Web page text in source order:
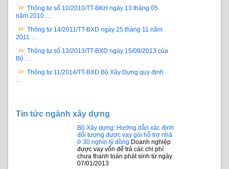
Thông tư số 10/2010/TT-BKH ngày 13 tháng 05
năm 2010 …
Thông tư 14/2011/TT-BXD ngày 25 tháng 11 năm
2011 …
Thông tư số 13/2013/TT-BXD ngày 15/08/2013 của
Bộ …
Thông tư 11/2014/TT-BXD Bộ Xây Dựng quy định
…
Tin tức ngành xây dựng
Bộ Xây dựng: Hướng dẫn xác định
đối tượng được vay gói hỗ trợ nhà
ở 30 nghìn tỷ đồng Doanh nghiệp
được vay vốn để trả các chi phí
chưa thanh toán phát sinh từ ngày
07/01/2013